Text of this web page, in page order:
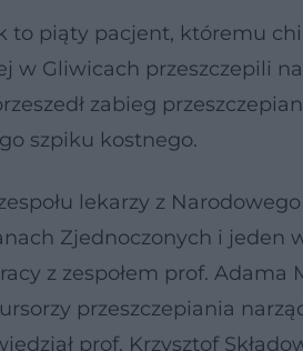
to piąty pacjent, któremu
w Gliwicach przeszczepili
zabieg
szpiku kostnego.
lekarzy z
Zjednoczonych i jeden
z zespołem prof.
przeszczepiania
prof. Krzysztof